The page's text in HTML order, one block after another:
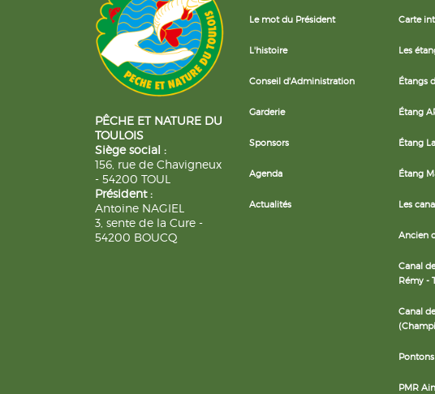
PÊCHE ET NATURE DU
TOULOIS
Siège social :
156, rue de Chavigneux
- 54200 TOUL
Président :
Antoine NAGIEL
3, sente de la Cure -
54200 BOUCQ
Le mot du Président
L'histoire
Conseil d'Administration
Garderie
Sponsors
Agenda
Actualités
Carte
Les
Étangs
Étang
Étang
Étang
Les
Ancien
Canal
Rémy -
Canal
PMR